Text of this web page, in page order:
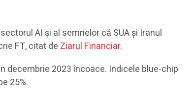
AI şi al semnelor că SUA şi Iranul
FT, citat de Ziarul Financiar.
decembrie 2023 încoace. Indicele blue-chip
25%.